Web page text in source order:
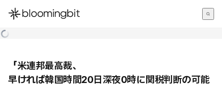
한국어
「米連邦最高裁、
早ければ韓国時間20日深夜0時に関税判断の可能